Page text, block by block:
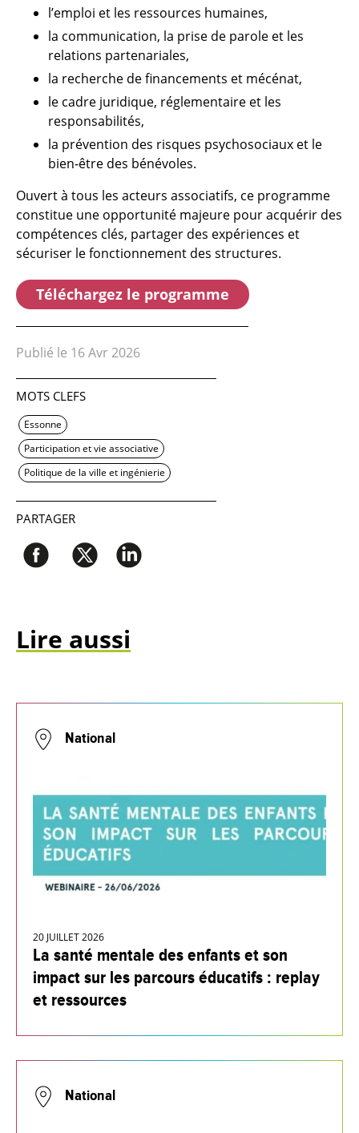
l’emploi et les ressources humaines,
la communication, la prise de parole et les
relations partenariales,
la recherche de financements et mécénat,
le cadre juridique, réglementaire et les
responsabilités,
la prévention des risques psychosociaux et le
bien‑être des bénévoles.
Ouvert à tous les acteurs associatifs, ce programme
constitue une opportunité majeure pour acquérir des
compétences clés, partager des expériences et
sécuriser le fonctionnement des structures.
Téléchargez le programme
Publié le 16 Avr 2026
MOTS CLEFS
Essonne
Participation et vie associative
Politique de la ville et ingénierie
PARTAGER
Lire aussi
National
20 JUILLET 2026
La santé mentale des enfants et son
impact sur les parcours éducatifs : replay
et ressources
National